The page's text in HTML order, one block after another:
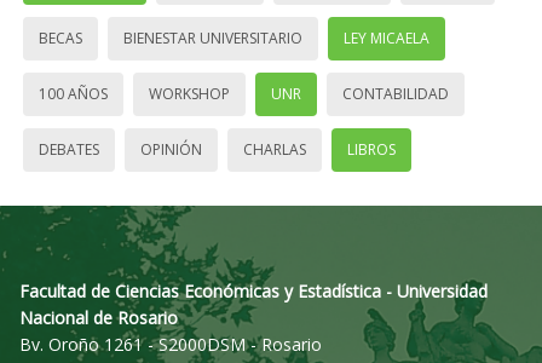
BECAS BIENESTAR UNIVERSITARIO LEY MICAELA
100 AÑOS WORKSHOP UNR CONTABILIDAD
DEBATES OPINIÓN CHARLAS LIBROS
Facultad de Ciencias Económicas y Estadística - Universidad
Nacional de Rosario
Bv. Oroño 1261 - S2000DSM - Rosario